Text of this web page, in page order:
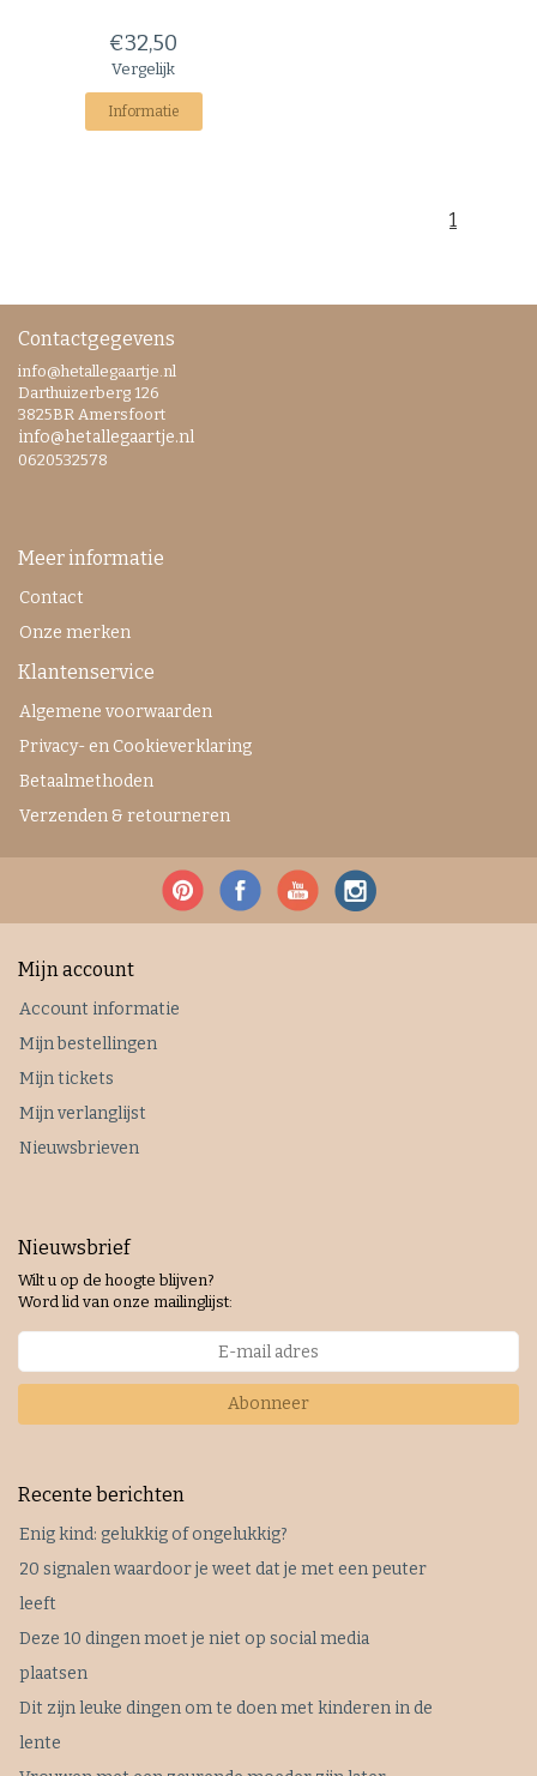
€32,50
Vergelijk
Informatie
1
Contactgegevens
info@hetallegaartje.nl
Darthuizerberg 126
3825BR Amersfoort
info@hetallegaartje.nl
0620532578
Meer informatie
Contact
Onze merken
Klantenservice
Algemene voorwaarden
Privacy- en Cookieverklaring
Betaalmethoden
Verzenden & retourneren
Mijn account
Account informatie
Mijn bestellingen
Mijn tickets
Mijn verlanglijst
Nieuwsbrieven
Nieuwsbrief
Wilt u op de hoogte blijven?
Word lid van onze mailinglijst:
Abonneer
Recente berichten
Enig kind: gelukkig of ongelukkig?
20 signalen waardoor je weet dat je met een peuter
leeft
Deze 10 dingen moet je niet op social media
plaatsen
Dit zijn leuke dingen om te doen met kinderen in de
lente